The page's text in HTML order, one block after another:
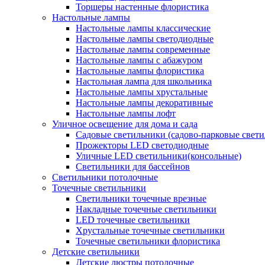
Торшеры настенные флористика
Настольные лампы
Настольные лампы классические
Настольные лампы светодиодные
Настольные лампы современные
Настольные лампы с абажуром
Настольные лампы флористика
Настольная лампа для школьника
Настольные лампы хрустальные
Настольные лампы декоративные
Настольные лампы лофт
Уличное освещение для дома и сада
Садовые светильники (садово-парковые
Прожекторы LED светодиодные
Уличные LED светильники(консольные)
Светильники для бассейнов
Светильники потолочные
Точечные светильники
Светильники точечные врезные
Накладные точечные светильники
LED точечные светильники
Хрустальные точечные светильники
Точечные светильники флористика
Детские светильники
Детские люстры потолочные